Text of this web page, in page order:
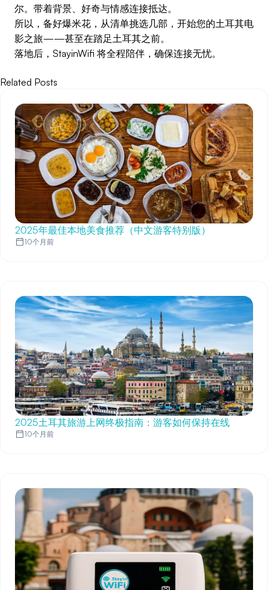
尔。带着背景、好奇与情感连接抵达。
所以，备好爆米花，从清单挑选几部，开始您的土耳其电
影之旅——甚至在踏足土耳其之前。
落地后，StayinWifi 将全程陪伴，确保连接无忧。
Related Posts
2025年最佳本地美食推荐（中文游客特别版）
10个月前
2025土耳其旅游上网终极指南：游客如何保持在线
10个月前